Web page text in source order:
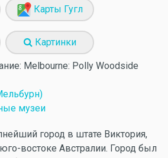
Карты Гугл
Картинки
Melbourne: Polly Woodside
музеи
город в штате Виктория,
востоке Австралии. Город был